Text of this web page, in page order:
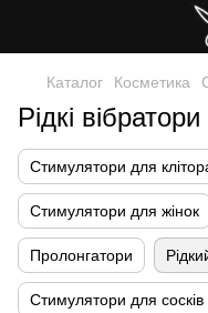
Каталог Косметика
Рідкі
Стимулятори для
Стимулятори для жінок
Пролонгатори
Стимулятори для сосків